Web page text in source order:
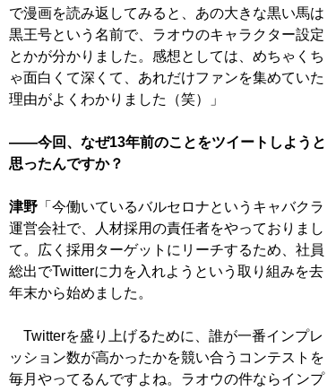
で漫画を読み返してみると、あの大きな黒い馬は
黒王号という名前で、ラオウのキャラクター設定
とかが分かりました。感想としては、めちゃくち
ゃ面白くて深くて、あれだけファンを集めていた
理由がよくわかりました（笑）」
――今回、なぜ13年前のことをツイートしようと
思ったんですか？
津野 「今働いているバルセロナというキャバクラ
運営会社で、人材採用の責任者をやっておりまし
て。広く採用ターゲットにリーチするため、社員
総出でTwitterに力を入れようという取り組みを去
年末から始めました。
Twitterを盛り上げるために、誰が一番インプレ
ッション数が高かったかを競い合うコンテストを
毎月やってるんですよね。ラオウの件ならインプ